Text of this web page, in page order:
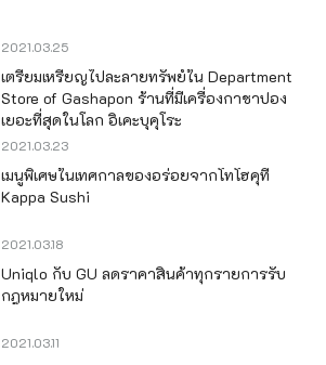
2021.03.25
เตรียมเหรียญไปละลายทรัพย์ใน Department
Store of Gashapon ร้านที่มีเครื่องกาชาปอง
เยอะที่สุดในโลก อิเคะบุคุโระ
2021.03.23
เมนูพิเศษในเทศกาลของอร่อยจากโทโฮคุที่
Kappa Sushi
2021.03.18
Uniqlo กับ GU ลดราคาสินค้าทุกรายการรับ
กฎหมายใหม่
2021.03.11